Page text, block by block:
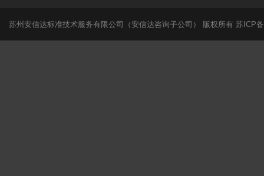
苏州安信达标准技术服务有限公司（安信达咨询子公司） 版权所有 苏ICP